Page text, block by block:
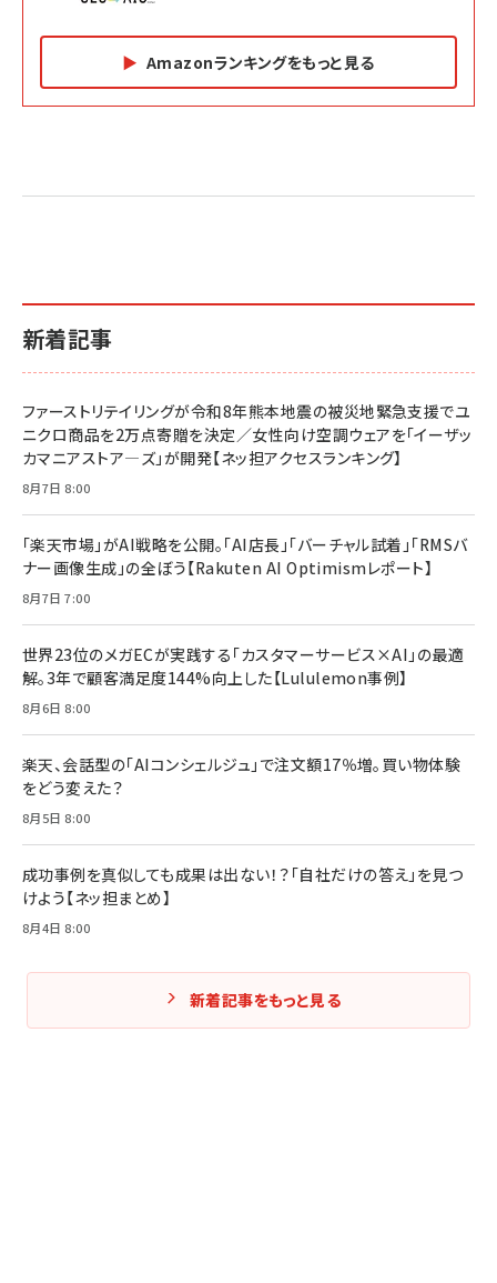
Amazonランキングをもっと見る
2億円を売り上げたプロが教える note×AI 最強の
小さな会社は戦略が9割
￥1,815
マーケティングの真実 P&G・グリコで学んだ失敗
￥2,200
anan(アンアン)2026/07/01号 No.2501[魅せる
anan(アンアン)2026/06/24号 No.2500増刊
anan(アンアン)2026/07/08号 No.2502[2026
年後半、あなたの恋と運命／山田涼介]
￥880
ママ投資家が育休中に１億貯めた株式投資
￥1,870
￥1,980
ベインキャピタル 企業価値向上力の秘密
ルな本質」
￥2,750
フィードバック経営 「沈黙の組織」から「高め合う
Amazonランキングをもっと見る
新着記事
ファーストリテイリングが令和8年熊本地震の被災地緊急支援でユ
ニクロ商品を2万点寄贈を決定／女性向け空調ウェアを「イーザッ
カマニアストア―ズ」が開発【ネッ担アクセスランキング】
8月7日 8:00
「楽天市場」がAI戦略を公開。「AI店長」「バーチャル試着」「RMSバ
ナー画像生成」の全ぼう【Rakuten AI Optimismレポート】
8月7日 7:00
世界23位のメガECが実践する「カスタマーサービス×AI」の最適
解。3年で顧客満足度144%向上した【Lululemon事例】
8月6日 8:00
楽天、会話型の「AIコンシェルジュ」で注文額17％増。買い物体験
をどう変えた？
8月5日 8:00
成功事例を真似しても成果は出ない！？「自社だけの答え」を見つ
けよう【ネッ担まとめ】
8月4日 8:00
新着記事をもっと見る